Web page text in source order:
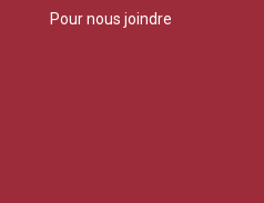
Pour nous joindre